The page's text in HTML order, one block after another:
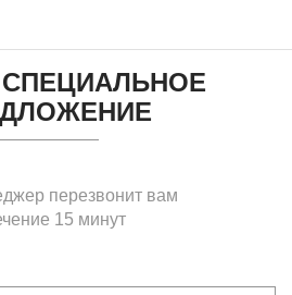
СПЕЦИАЛЬНОЕ
перезвонит вам
15 минут